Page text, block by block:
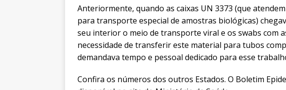
Anteriormente, quando as caixas UN 3373 (que
para transporte especial de amostras biológicas)
seu interior o meio de transporte viral e os swabs com
necessidade de transferir este material para tubos
demandava tempo e pessoal dedicado para esse
Confira os números dos outros Estados. O Boletim